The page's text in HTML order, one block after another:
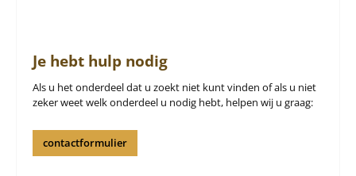
Je hebt hulp nodig
Als u het onderdeel dat u zoekt niet kunt vinden of als u niet
zeker weet welk onderdeel u nodig hebt, helpen wij u graag:
contactformulier